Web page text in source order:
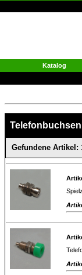
Katalog
Telefonbuchsen
Gefundene Artikel: